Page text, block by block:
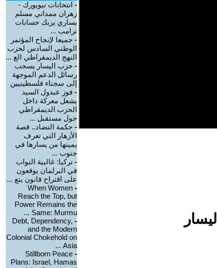
- انتخابات نيويورك -
زهران ممداني مسلم
يساري يربك حسابات
ترامب ...
- جميعا لإنجاح المؤتمر
الوطني السادس لحزب
النهج الديمقراطي الع ...
- حزب اليسار يسحب
رسائل الدعم الموجهة
إلى سجناء فلسطينيين
- فوز عبدول السيد
يشعل معركة داخل
الحزب الديمقراطي
حول مستقبل ...
- حكمة التضاد.. قصة
الأزهار التي تعرف
يمينها من يسارها في
جنوب ...
- تركيا: غالبية النواب
في البرلمان يوقعون
على اقتراح قانون يتع ...
-
When Women
Reach the Top, but
Power Remains the
Same: Murmu ...
-
Debt, Dependency,
and the Modern
Colonial Chokehold on
Asia ...
-
Stillborn Peace
Plans: Israel, Hamas